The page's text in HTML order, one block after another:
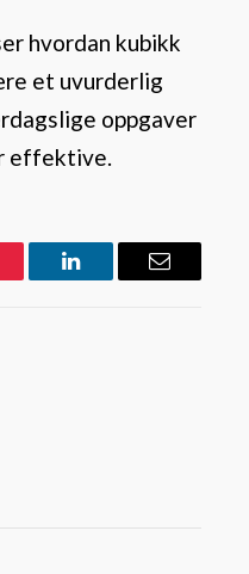
hvordan kubikk
et uvurderlig
oppgaver
effektive.
LinkedIn Email